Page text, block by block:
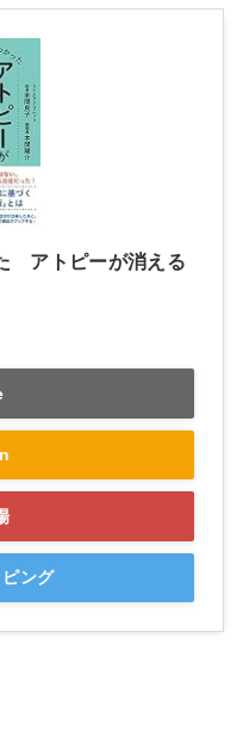
アトピーが消える
ング